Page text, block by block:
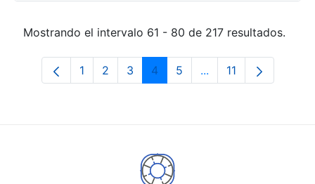
Mostrando el intervalo 61 - 80 de 217 resultados.
Página
1 Página
2 Página
3 Página
4 Página
5 ...Páginas intermedias
Página
11